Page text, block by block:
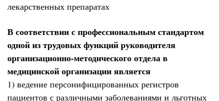
лекарственных препаратах
В соответствии с профессиональным стандартом
одной из трудовых функций руководителя
организационно-методического отдела в
медицинской организации является
1) ведение персонифицированных регистров
пациентов с различными заболеваниями и льготных